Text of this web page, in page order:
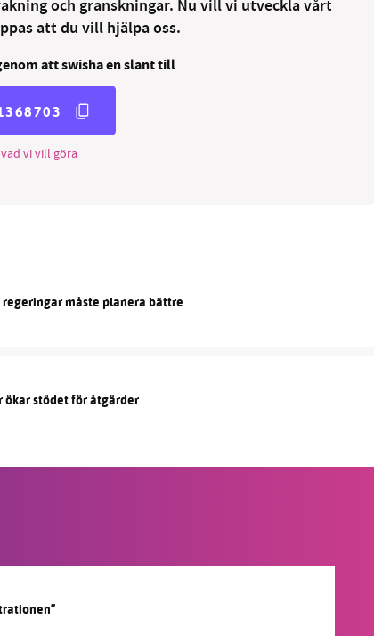
och granskningar. Nu vill vi utveckla vårt
att du vill hjälpa oss.
att swisha en slant till
vad vi vill göra
måste planera bättre
ökar stödet för åtgärder